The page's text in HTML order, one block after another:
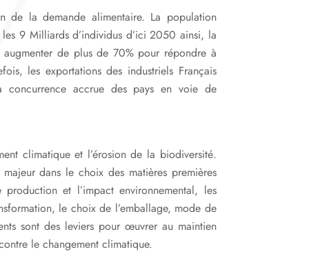
de la demande alimentaire. La population
9 Milliards d’individus d’ici 2050 ainsi, la
de plus de 70% pour répondre à
les exportations des industriels Français
accrue des pays en voie de
climatique et l’érosion de la biodiversité.
dans le choix des matières premières
et l’impact environnemental, les
le choix de l’emballage, mode de
sont des leviers pour œuvrer au maintien
le changement climatique.